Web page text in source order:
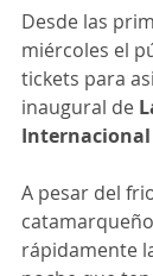
Desde las
miércoles el
tickets para
inaugural de
Internacional
A pesar del
rápidamente